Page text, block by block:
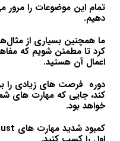
تمام این موضوعات را
دهیم.
ما همچنین بسیاری از
کرد تا مطمئن شویم که
اعمال آن هستید.
دوره فرصت های زیادی را
کند، جایی که مهارت های
خواهد بود.